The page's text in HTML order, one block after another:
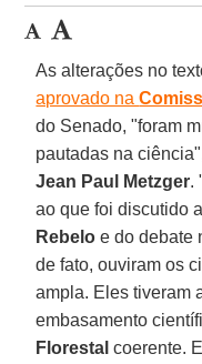
As alterações no
aprovado na
do Senado, "foram
pautadas na
Jean Paul Metzger.
ao que foi discutido
Rebelo e do debate
de fato, ouviram os
ampla. Eles tiveram
embasamento
Florestal coerente.